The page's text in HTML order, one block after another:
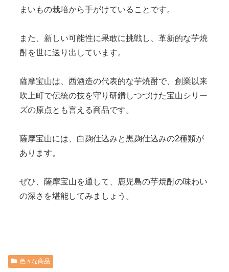
まいもの栽培から手がけていることです。
また、新しい可能性に果敢に挑戦し、革新的な芋焼
酎を世に送り出しています。
薩摩宝山は、西酒造の代表的な芋焼酎で、創業以来
吹上町で伝統の技を守り研鑽しつづけた宝山シリー
ズの原点とも言える商品です。
薩摩宝山には、白麹仕込みと黒麹仕込みの2種類が
あります。
ぜひ、薩摩宝山を通して、鹿児島の芋焼酎の味わい
の深さを堪能してみましょう。
色々な商品